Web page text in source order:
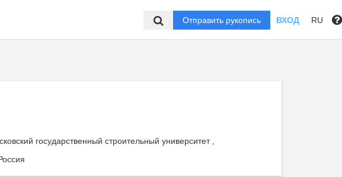
Отправить рукопись ВХОД RU
государственный строительный университет ,